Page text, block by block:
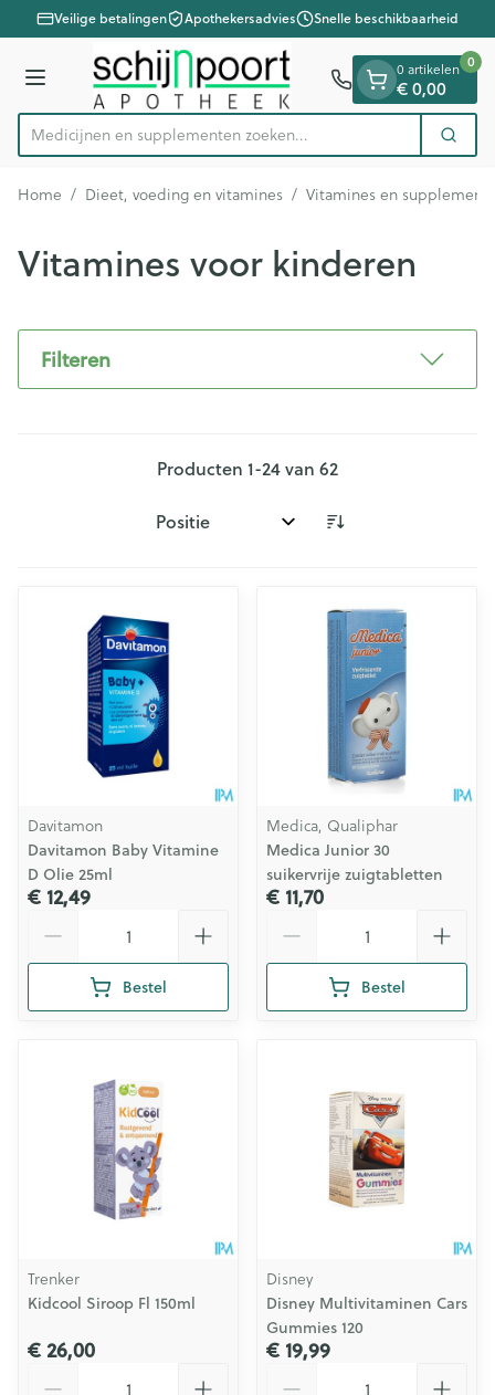
Ga naar de inhoud
1 van 1Veilige betalingen Apothekersadvies Snelle beschikbaarheid
Menu
Product, merk, categorie...
Medicijnen en supplementen zoeken.. Zoek
0 artikelen
€ 0,00
0
Home / Dieet, voeding en vitamines / Vitamines en
Vitamines voor kinderen
Filteren
Producten 1-24van 62
Sorteer op:
Davitamon
Davitamon Baby Vitamine
D Olie 25ml
€ 12,49
Bestel
Medica, Qualiphar
Medica Junior 30
suikervrije zuigtabletten
€ 11,70
Bestel
Trenker
Kidcool Siroop Fl 150ml
€ 26,00
Disney
Disney Multivitaminen Cars
Gummies 120
€ 19,99